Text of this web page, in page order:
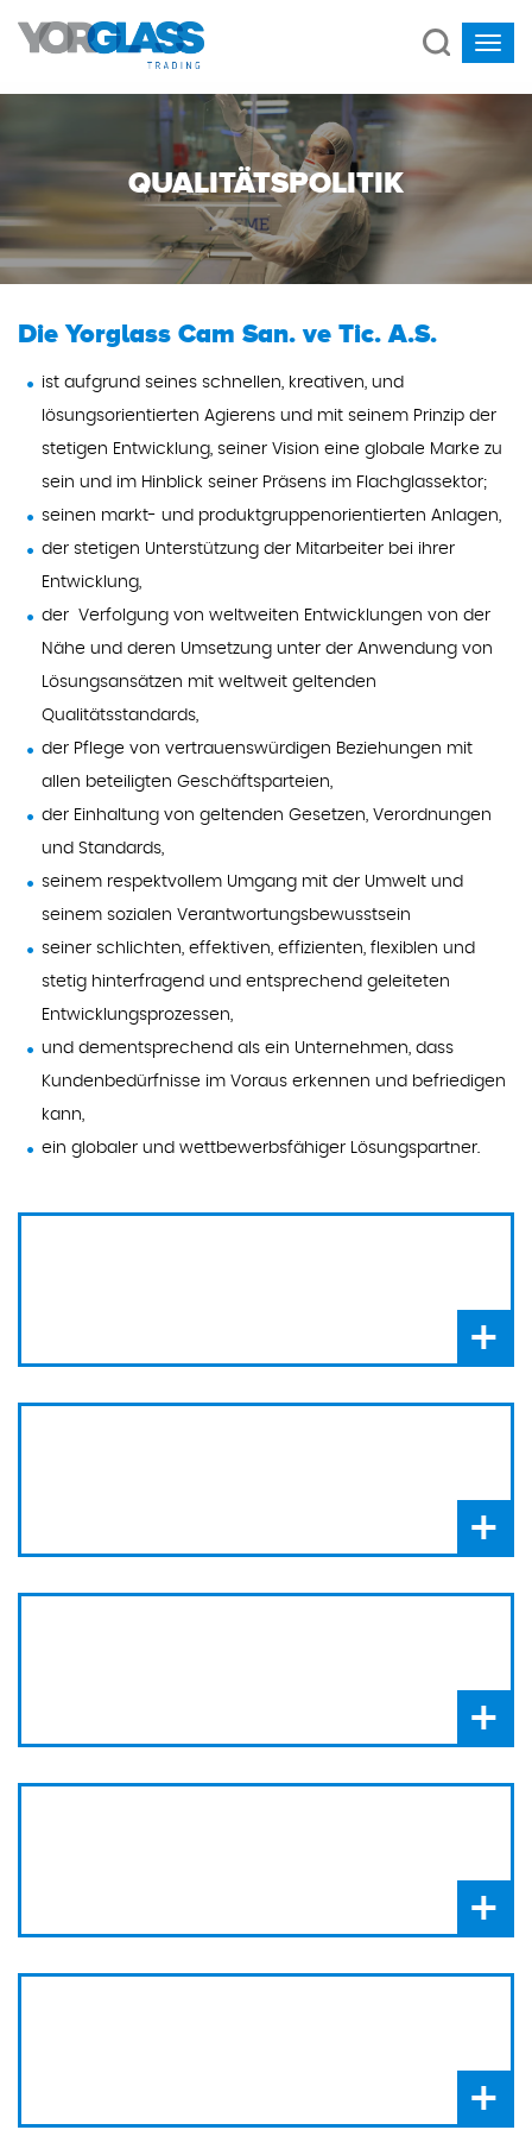
QUALITÄTSPOLITIK
Die Yorglass Cam San. ve Tic. A.S.
ist aufgrund seines schnellen, kreativen, und
lösungsorientierten Agierens und mit seinem Prinzip der
stetigen Entwicklung, seiner Vision eine globale Marke zu
sein und im Hinblick seiner Präsens im Flachglassektor;
seinen markt- und produktgruppenorientierten Anlagen,
der stetigen Unterstützung der Mitarbeiter bei ihrer
Entwicklung,
der Verfolgung von weltweiten Entwicklungen von der
Nähe und deren Umsetzung unter der Anwendung von
Lösungsansätzen mit weltweit geltenden
Qualitätsstandards,
der Pflege von vertrauenswürdigen Beziehungen mit
allen beteiligten Geschäftsparteien,
der Einhaltung von geltenden Gesetzen, Verordnungen
und Standards,
seinem respektvollem Umgang mit der Umwelt und
seinem sozialen Verantwortungsbewusstsein
seiner schlichten, effektiven, effizienten, flexiblen und
stetig hinterfragend und entsprechend geleiteten
Entwicklungsprozessen,
und dementsprechend als ein Unternehmen, dass
Kundenbedürfnisse im Voraus erkennen und befriedigen
kann,
ein globaler und wettbewerbsfähiger Lösungspartner.
+
+
+
+
+